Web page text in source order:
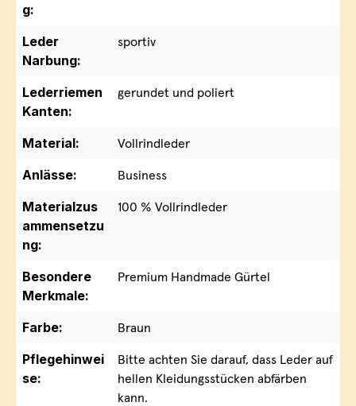
g:
Leder
Narbung:
sportiv
Lederriemen
Kanten:
gerundet und poliert
Material:
Vollrindleder
Anlässe:
Business
Materialzus
ammensetzu
ng:
100 % Vollrindleder
Besondere
Merkmale:
Premium Handmade Gürtel
Farbe:
Braun
Pflegehinwei
se:
Bitte achten Sie darauf, dass Leder auf
hellen Kleidungsstücken abfärben
kann.